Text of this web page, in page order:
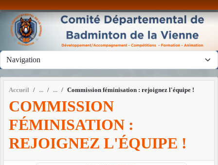
Accueil Commission féminisation : rejoignez l'équipe !
COMMISSION
FÉMINISATION :
REJOIGNEZ L'ÉQUIPE !